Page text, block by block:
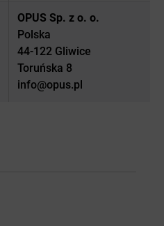
OPUS Sp. z o. o.
Polska
44-122 Gliwice
Toruńska 8
info@opus.pl